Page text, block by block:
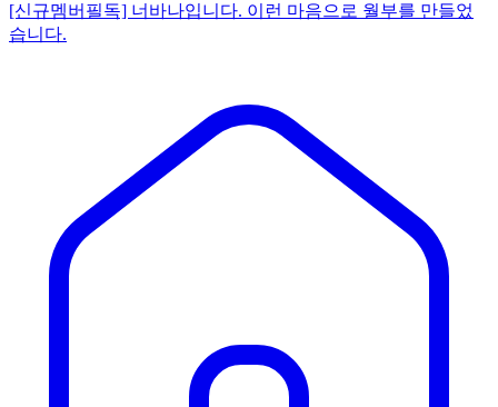
[신규멤버필독] 너바나입니다. 이런 마음으로 월부를 만들었
습니다.